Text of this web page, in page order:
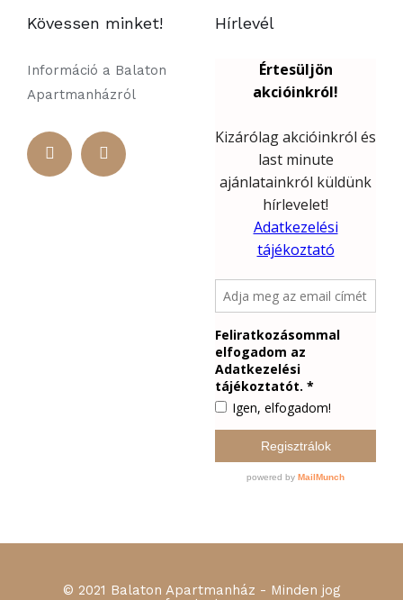
Kövessen minket!
Információ a Balaton
Apartmanházról
Hírlevél
© 2021 Balaton Apartmanház - Minden jog